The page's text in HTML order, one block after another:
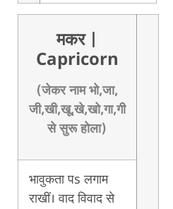
मकर
Capricorn
(जेकर नाम भो,जा,
जी,खी,खू,खे,खो,गा,गी
से सुरू होला)
भावुकता पs लगाम
राखीं। वाद विवाद से